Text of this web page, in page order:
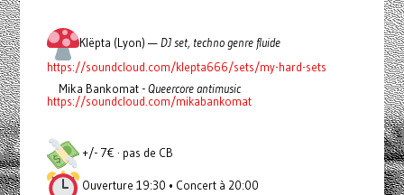
Klëpta (Lyon) —DJ set, techno genre fluide
https://soundcloud.com/klepta666/sets/my-hard-sets
Mika Bankomat -Queercore antimusic
https://soundcloud.com/mikabankomat
+/- 7€ · pas de CB
Ouverture 19:30 • Concert à 20:00